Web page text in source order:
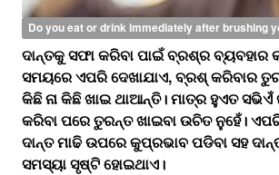
Do you eat or drink immediately after brushing
ଦାନ୍ତକୁ ସଫା କରିବା ପାଇଁ ବ୍ରଶ୍‌‌ର ବ୍ୟବହାର
ସମୟରେ ଏପରି ଦେଖାଯାଏ, ବ୍ରଶ୍‌‌ କରିବାର
କିଛି ନା କିଛି ଖାଇ ଥାଆନ୍ତି। ମାତ୍ର ହୁଏତ
କରିବା ପରେ ତୁରନ୍ତ ଖାଇବା ଉଚିତ ନୁହେଁ।
ଦାନ୍ତ ମାଢି ଉପରେ କୁପ୍ରଭାବ ପଡିବା ସହ
ସମସ୍ୟା ସୃଷ୍ଟି ହୋଇଥାଏ।